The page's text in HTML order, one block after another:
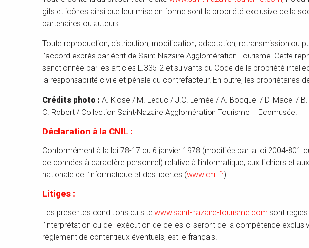
gifs et icônes ainsi que leur mise en forme sont la propriété exclusive de la
partenaires ou auteurs.
Toute reproduction, distribution, modification, adaptation, retransmission ou
l’accord exprès par écrit de Saint-Nazaire Agglomération Tourisme. Cette
sanctionnée par les articles L.335-2 et suivants du Code de la propriété
la responsabilité civile et pénale du contrefacteur. En outre, les
Crédits photo : A. Klose / M. Leduc / J.C. Lemée / A. Bocquel / D. Macel /
C. Robert / Collection Saint-Nazaire Agglomération Tourisme – Ecomusée.
Déclaration à la CNIL :
Conformément à la loi 78-17 du 6 janvier 1978 (modifiée par la loi 2004-801
de données à caractère personnel) relative à l’informatique, aux fichiers et
nationale de l’informatique et des libertés (www.cnil.fr).
Litiges :
Les présentes conditions du site www.saint-nazaire-tourisme.com sont
l’interprétation ou de l’exécution de celles-ci seront de la compétence
règlement de contentieux éventuels, est le français.